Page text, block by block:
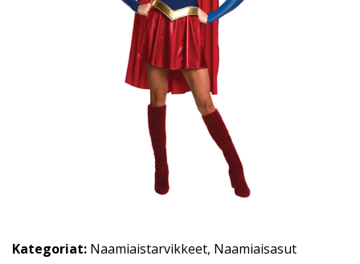
Kategoriat: Naamiaistarvikkeet, Naamiaisasut